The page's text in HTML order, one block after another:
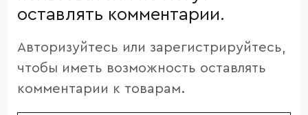
оставлять комментарии.
Авторизуйтесь или зарегистрируйтесь,
чтобы иметь возможность оставлять
комментарии к товарам.